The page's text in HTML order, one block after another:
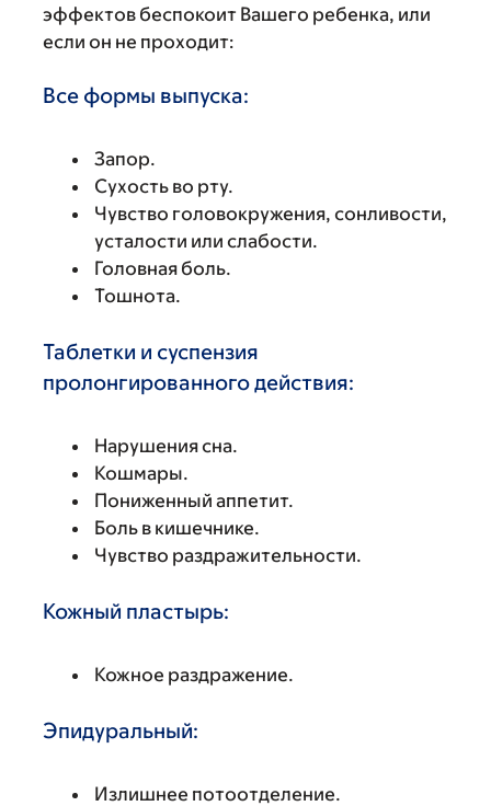
эффектов беспокоит Вашего ребенка, или
если он не проходит:
Все формы выпуска:
Запор.
Сухость во рту.
Чувство головокружения, сонливости,
усталости или слабости.
Головная боль.
Тошнота.
Таблетки и суспензия
пролонгированного действия:
Нарушения сна.
Кошмары.
Пониженный аппетит.
Боль в кишечнике.
Чувство раздражительности.
Кожный пластырь:
Кожное раздражение.
Эпидуральный:
Излишнее потоотделение.